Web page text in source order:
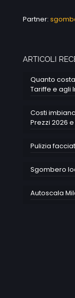
Partner:
ARTICOLI
Quanto
Tariffe e agli
Costi
Prezzi 2026
Pulizia
Sgombero
Autoscala